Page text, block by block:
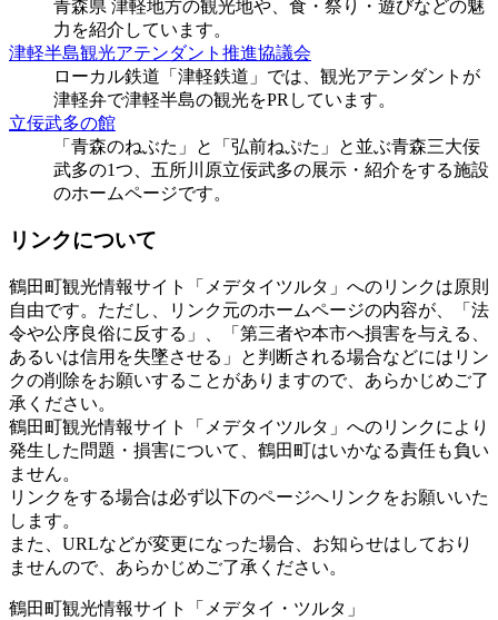
青森県 津軽地方の観光地や、食・祭り・遊びなどの魅
力を紹介しています。
津軽半島観光アテンダント推進協議会
ローカル鉄道「津軽鉄道」では、観光アテンダントが
津軽弁で津軽半島の観光をPRしています。
立佞武多の館
「青森のねぶた」と「弘前ねぷた」と並ぶ青森三大佞
武多の1つ、五所川原立佞武多の展示・紹介をする施設
のホームページです。
リンクについて
鶴田町観光情報サイト「メデタイツルタ」へのリンクは原則
自由です。ただし、リンク元のホームページの内容が、「法
令や公序良俗に反する」、「第三者や本市へ損害を与える、
あるいは信用を失墜させる」と判断される場合などにはリン
クの削除をお願いすることがありますので、あらかじめご了
承ください。
鶴田町観光情報サイト「メデタイツルタ」へのリンクにより
発生した問題・損害について、鶴田町はいかなる責任も負い
ません。
リンクをする場合は必ず以下のページへリンクをお願いいた
します。
また、URLなどが変更になった場合、お知らせはしており
ませんので、あらかじめご了承ください。
鶴田町観光情報サイト「メデタイ・ツルタ」